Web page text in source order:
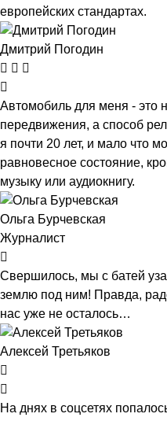
европейских стандартах.
Дмитрий Погодин
Автомобиль для меня - это
передвижения, а способ
я почти 20 лет, и мало что
равновесное состояние,
музыку или аудиокнигу.
Ольга Бурчевская
Журналист
Свершилось, мы с батей
землю под ним! Правда,
нас уже не осталось…
Алексей Третьяков
На днях в соцсетях